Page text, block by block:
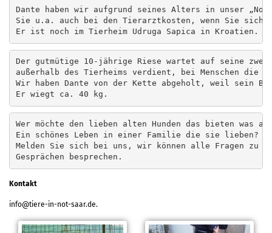
Dante haben wir aufgrund seines Alters in unser
Sie u.a. auch bei den Tierarztkosten, wenn Sie sich
Er ist noch im Tierheim Udruga Sapica in Kroatien.
Der gutmütige 10-jährige Riese wartet auf seine
außerhalb des Tierheims verdient, bei Menschen die
Wir haben Dante von der Kette abgeholt, weil sein
Wer möchte den lieben alten Hunden das bieten was
Ein schönes Leben in einer Familie die sie lieben?
Melden Sie sich bei uns, wir können alle Fragen zu
Gesprächen besprechen.
Kontakt
info@tiere-in-not-saar.de.